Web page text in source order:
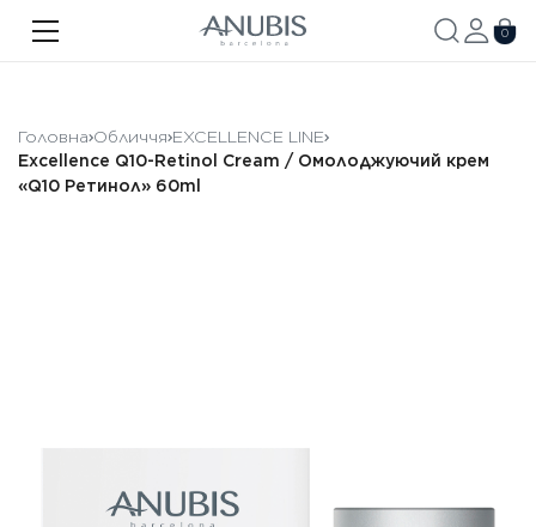
ОБЛИЧЧЯ
SPA
0
Головна Обличчя EXCELLENCE LINE
Excellence Q10-Retinol Cream / Омолоджуючий крем
«Q10 Ретинол» 60ml